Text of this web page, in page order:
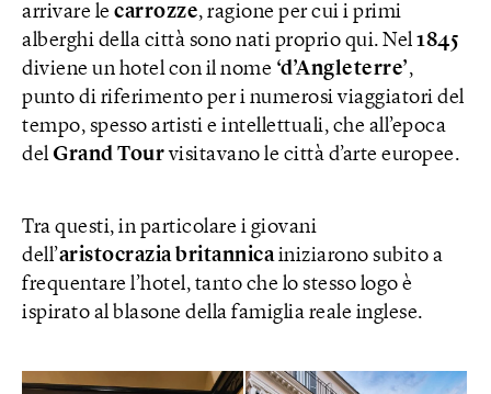
arrivare le carrozze, ragione per cui i primi
alberghi della città sono nati proprio qui. Nel 1845
diviene un hotel con il nome ‘d’Angleterre’,
punto di riferimento per i numerosi viaggiatori del
tempo, spesso artisti e intellettuali, che all’epoca
del Grand Tourvisitavano le città d’arte europee.
Tra questi, in particolare i giovani
dell’aristocrazia britannicainiziarono subito a
frequentare l’hotel, tanto che lo stesso logo è
ispirato al blasone della famiglia reale inglese.